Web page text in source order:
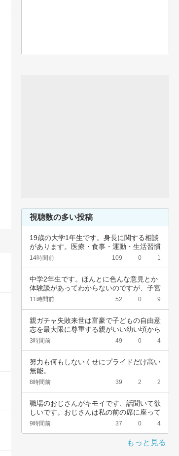
視聴数の多い投稿
19歳の大学1年生です。身長に関する相談
があります。医療・食事・運動・生活習慣
など、…
14時間前 109 0 1
中学2年生です。ほんとに色んな意見とか
体験談があってわからないのですが、子宮
頚がんワ…
11時間前 52 0 9
親ガチャ失敗来世は富豪で子どもの自由意
志を最大限に尊重する親がいい幼い頃から
深夜正座…
3時間前 49 0 4
努力も何もしないくせにプライドだけ高い
無能。
8時間前 39 2 2
職場のおじさんがキモイです、話聞いて欲
しいです。おじさんは私の前の席に座って
いて、い…
9時間前 37 0 4
もっと見る